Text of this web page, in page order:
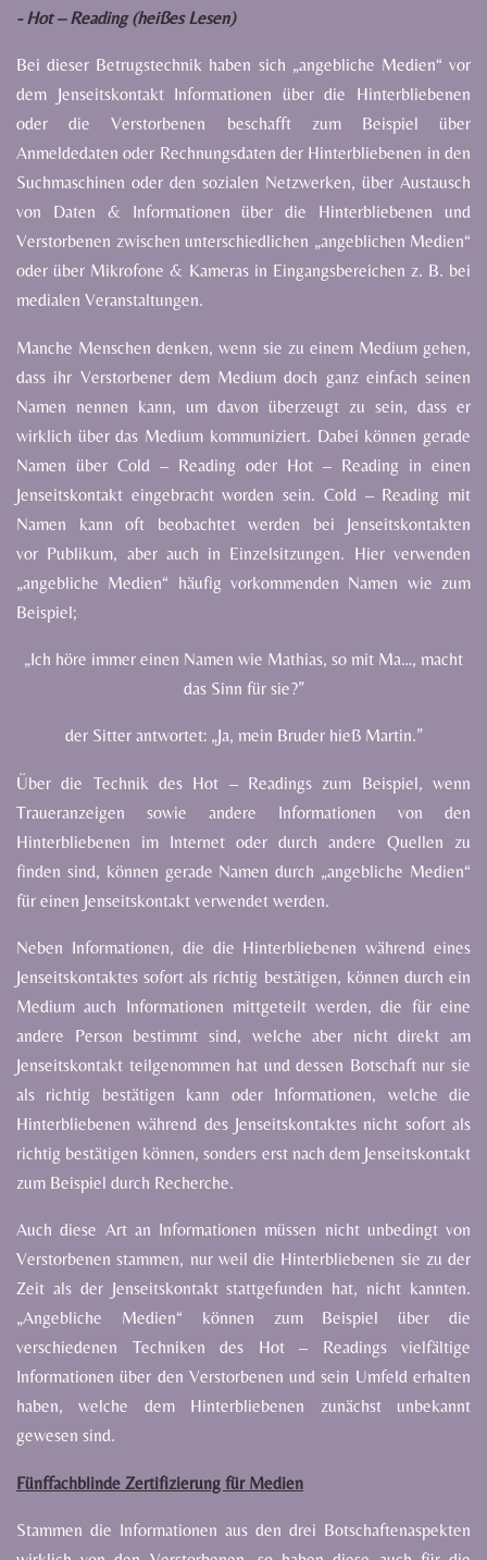
- Hot – Reading (heißes Lesen)
Bei dieser Betrugstechnik haben sich „angebliche Medien“ vor
dem Jenseitskontakt Informationen überdie
Hinterbliebenen
oder
die Verstorbenen beschafft zum Beispiel
über
Anmeldedaten oder Rechnungsdaten der Hinterbliebenen in den
Suchmaschinen oder den sozialen Netzwerken, über Austausch
von
Daten & Informationen über die Hinterbliebenen
und
Verstorbenen zwischen unterschiedlichen „angeblichen Medien“
oder über Mikrofone & Kameras in Eingangsbereichen z. B. bei
medialen Veranstaltungen.
Manche Menschen denken, wenn sie zu einem Medium gehen,
dass ihr Verstorbener dem Medium doch ganz einfach seinen
Namen nennen kann, um davon überzeugt zu sein, dass er
wirklich über das Medium kommuniziert. Dabei können gerade
Namen über Cold – Reading oder Hot – Reading in einen
Jenseitskontakt eingebracht worden sein. Cold – Reading mit
Namen
kann oft beobachtet werden bei
Jenseitskontakten
vor Publikum, aber auch in Einzelsitzungen. Hier verwenden
„angebliche Medien“ häufig vorkommenden Namen wie zum
Beispiel;
„Ich höre immer einen Namen wie Mathias, so mit Ma…, macht
das Sinn für sie?”
der Sitter antwortet: „Ja, mein Bruder hieß Martin.”
Über die Technik des Hot – Readings zum Beispiel, wenn
Traueranzeigen
sowie andere Informationen von
den
Hinterbliebenen
im Internet oder durch andere Quellen
zu
finden sind, können gerade Namen durch „angebliche Medien“
für einen Jenseitskontakt verwendet werden.
Neben Informationen, die die Hinterbliebenen während eines
Jenseitskontaktes sofort als richtig bestätigen, können durch ein
Medium auch Informationen mittgeteilt werden, die für eine
andere
Person bestimmt sind, welche aber nicht direkt am
Jenseitskontakt teilgenommen hat und dessen Botschaft nur sie
als richtig bestätigen kann oder Informationen, welche die
Hinterbliebenen während des Jenseitskontaktes nicht sofort als
richtig bestätigen können, sonders erst nach dem Jenseitskontakt
zum Beispiel durch Recherche.
Auch diese Art an Informationen müssen nicht unbedingt von
Verstorbenen stammen, nur weil die Hinterbliebenen sie zu der
Zeit als der Jenseitskontakt stattgefunden hat, nicht kannten.
„Angebliche
Medien“ können zum Beispiel über
die
verschiedenen
Techniken des Hot – Readings
vielfältige
Informationen über den Verstorbenen und sein Umfeld erhalten
haben,
welche dem Hinterbliebenen zunächst
unbekannt
gewesen sind.
Fünffachblinde Zertifizierung für Medien
Stammen die Informationen aus den drei Botschaftenaspekten